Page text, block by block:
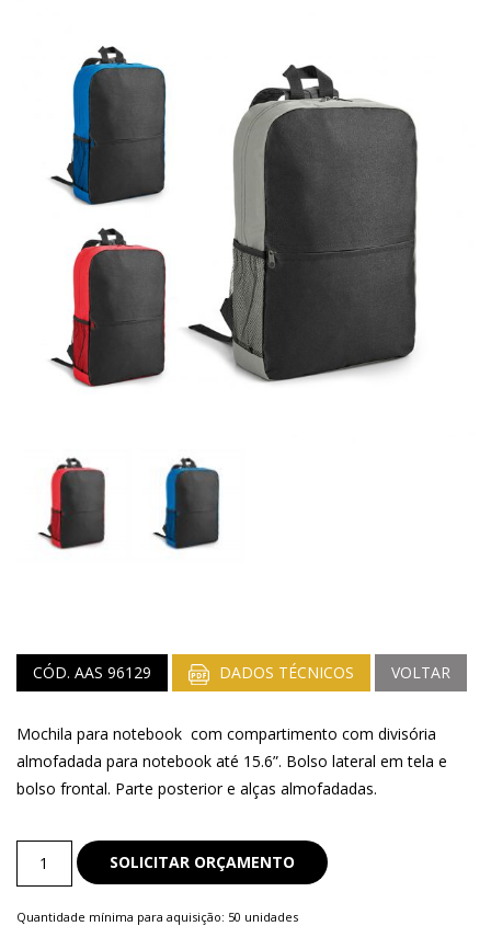
CÓD. AAS 96129 DADOS TÉCNICOS VOLTAR
Mochila para notebook com compartimento com divisória
almofadada para notebook até 15.6”. Bolso lateral em tela e
bolso frontal. Parte posterior e alças almofadadas.
quantity
SOLICITAR ORÇAMENTO
Quantidade mínima para aquisição: 50 unidades